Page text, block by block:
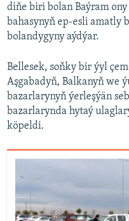
diňe biri bolan Baýram
bahasynyň ep-esli amatly
bolandygyny aýdýar.
Bellesek, soňky bir ýyl
Aşgabadyň, Balkanyň we
bazarlarynyň ýerleşýän
bazarlarynda hytaý
köpeldi.